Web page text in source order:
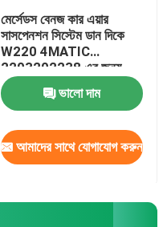
মের্সেডস বেনজ কার এয়ার
সাসপেনশন সিস্টেম ডান দিকে
W220 4MATIC
2203202238 এর জন্য
ভালো দাম
আমাদের সাথে যোগাযোগ করুন